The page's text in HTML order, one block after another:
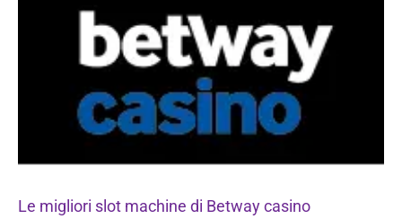
Le migliori slot machine di Betway casino